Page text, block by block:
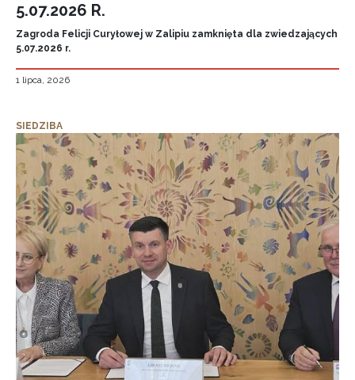
5.07.2026 R.
Zagroda Felicji Curyłowej w Zalipiu zamknięta dla zwiedzających
5.07.2026 r.
1 lipca, 2026
SIEDZIBA